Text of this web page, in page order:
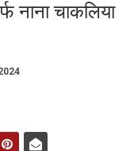
नाना चाकलिया